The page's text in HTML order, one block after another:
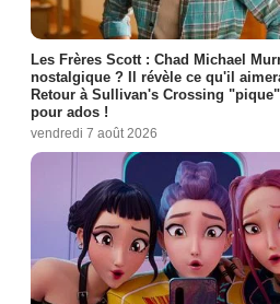
Les Frères Scott : Chad Michael
nostalgique ? Il révèle ce qu'il
Retour à Sullivan's Crossing
pour ados !
vendredi 7 août 2026